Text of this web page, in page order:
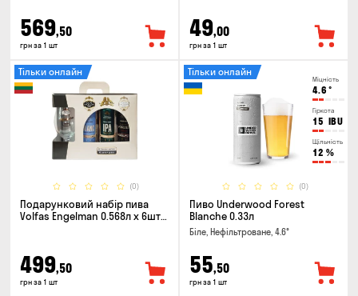
569,50
грн за 1 шт
49,00
грн за 1 шт
(0)
Тільки онлайн
Подарунковий набір пива
Volfas Engelman 0.568л x 6шт +
499,50
грн за 1 шт
Міцність
4.6 °
Гіркота
15 IBU
Щільність
12 %
(0)
Тільки онлайн
Пиво Underwood Forest
Blanche 0.33л
Біле, Нефільтроване, 4.6°
55,50
грн за 1 шт